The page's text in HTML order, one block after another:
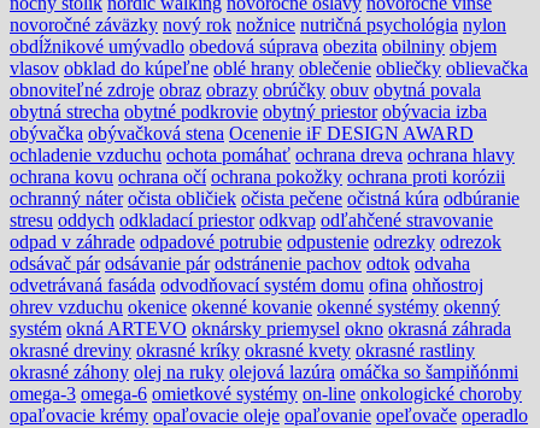
novoročné záväzky nový rok nožnice nutričná psychológia nylon
obdĺžnikové umývadlo obedová súprava obezita obilniny objem
vlasov obklad do kúpeľne oblé hrany oblečenie obliečky oblievačka
obnoviteľné zdroje obraz obrazy obrúčky obuv obytná povala
obytná strecha obytné podkrovie obytný priestor obývacia izba
obývačka obývačková stena Ocenenie iF DESIGN AWARD
ochladenie vzduchu ochota pomáhať ochrana dreva ochrana hlavy
ochrana kovu ochrana očí ochrana pokožky ochrana proti korózii
ochranný náter očista obličiek očista pečene očistná kúra odbúranie
stresu oddych odkladací priestor odkvap odľahčené stravovanie
odpad v záhrade odpadové potrubie odpustenie odrezky odrezok
odsávač pár odsávanie pár odstránenie pachov odtok odvaha
odvetrávaná fasáda odvodňovací systém domu ofina ohňostroj
ohrev vzduchu okenice okenné kovanie okenné systémy okenný
systém okná ARTEVO oknársky priemysel okno okrasná záhrada
okrasné dreviny okrasné kríky okrasné kvety okrasné rastliny
okrasné záhony olej na ruky olejová lazúra omáčka so šampiňónmi
omega-3 omega-6 omietkové systémy on-line onkologické choroby
opaľovacie krémy opaľovacie oleje opaľovanie opeľovače operadlo